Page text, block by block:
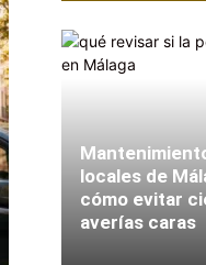
locales de
cómo evitar
averías caras